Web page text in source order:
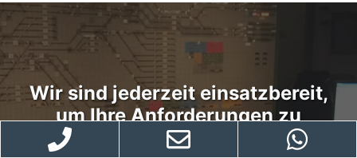
Wir sind jederzeit einsatzbereit,
um Ihre Anforderungen zu
erfüllen.